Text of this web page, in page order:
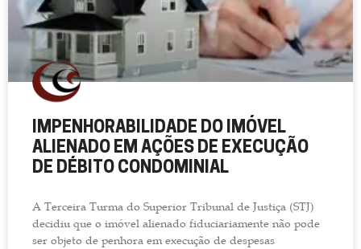
IMPENHORABILIDADE DO IMÓVEL
ALIENADO EM AÇÕES DE EXECUÇÃO
DE DÉBITO CONDOMINIAL
A Terceira Turma do Superior Tribunal de Justiça (STJ)
decidiu que o imóvel alienado fiduciariamente não pode
ser objeto de penhora em execução de despesas